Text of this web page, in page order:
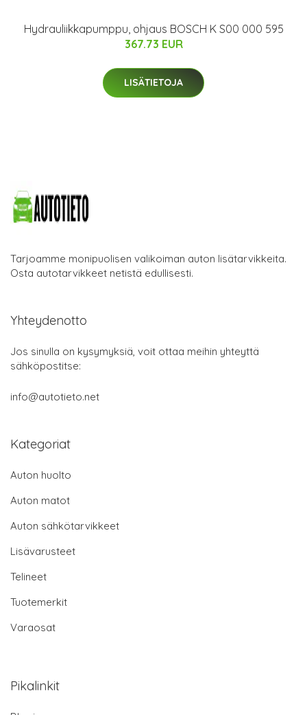
Hydrauliikkapumppu, ohjaus BOSCH K S00 000 595
367.73 EUR
LISÄTIETOJA
Tarjoamme monipuolisen valikoiman auton lisätarvikkeita.
Osta autotarvikkeet netistä edullisesti.
Yhteydenotto
Jos sinulla on kysymyksiä, voit ottaa meihin yhteyttä
sähköpostitse:
info@autotieto.net
Kategoriat
Auton huolto
Auton matot
Auton sähkötarvikkeet
Lisävarusteet
Telineet
Tuotemerkit
Varaosat
Pikalinkit